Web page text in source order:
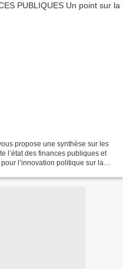
propose une synthèse sur les
l’état des finances publiques et
l’innovation politique sur la